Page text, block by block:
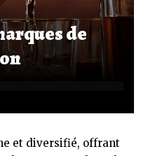
de
et diversifié, offrant